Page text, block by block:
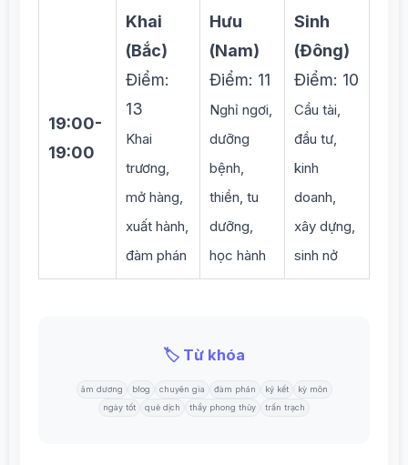
19:00-
19:00
Khai
(Bắc)
Điểm:
13
Khai
trương,
mở hàng,
xuất hành,
đàm phán
Hưu
(Nam)
Điểm: 11
Nghỉ ngơi,
dưỡng
bệnh,
thiền, tu
dưỡng,
học hành
Sinh
(Đông)
Điểm: 10
Cầu tài,
đầu tư,
kinh
doanh,
xây dựng,
sinh nở
🏷️ Từ khóa
âm dương blog chuyên gia đàm phán ký kết
kỳ môn
ngày tốt
quẻ dịch thầy phong thủy trấn trạch